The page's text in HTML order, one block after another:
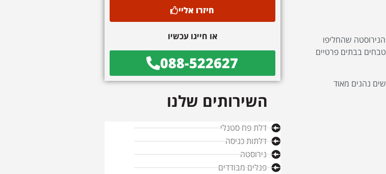
שהחליפו
בבתים פרטיים
נהנים מאוד
חיזרו אליי
או חייגו עכשיו
088-522627
השירותים שלנו
דלת פח סטנלי
דלתות כניסה
נירוסטה
פנלים מבודדים